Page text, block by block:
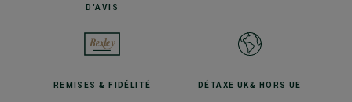
D'AVIS
REMISES& FIDÉLITÉ DÉTAXE UK& HORS UE